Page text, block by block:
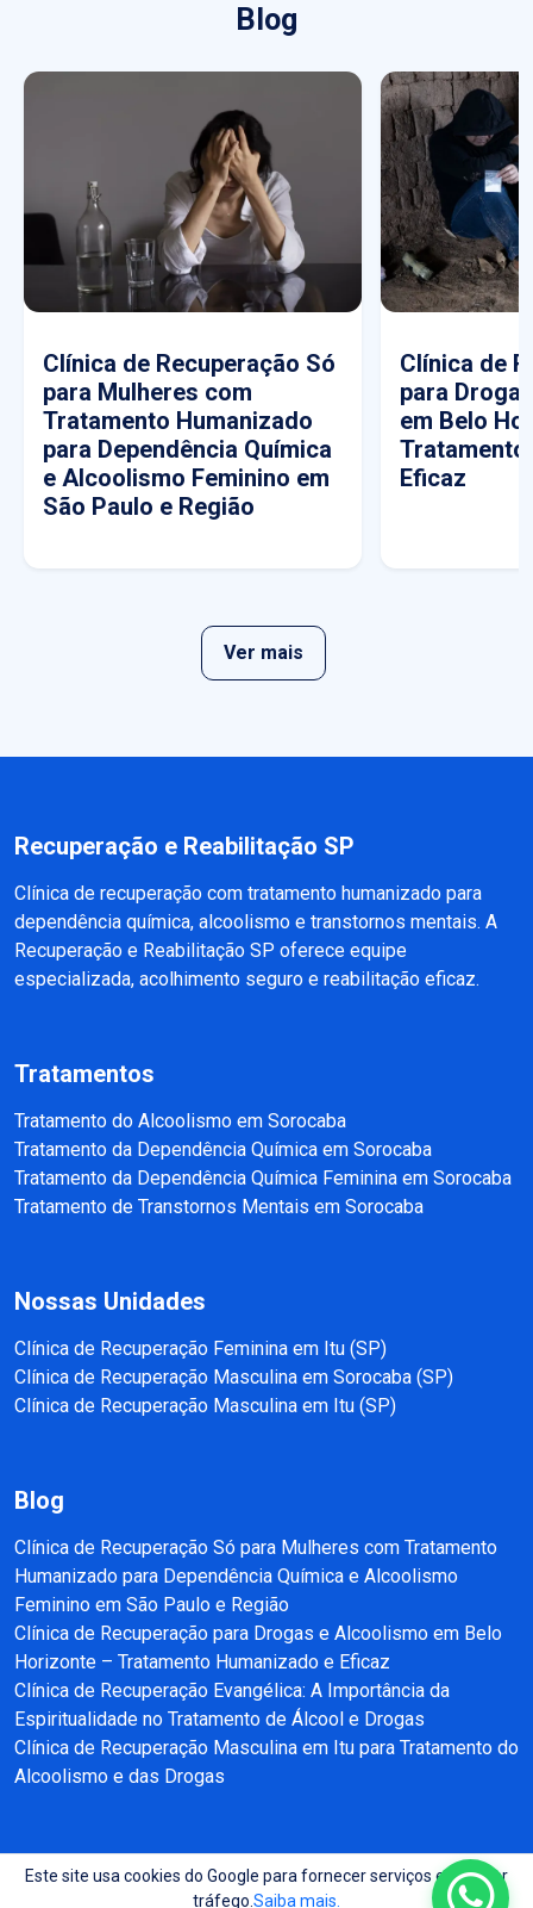
Blog
Clínica de Recuperação Só
para Mulheres com
Tratamento Humanizado
para Dependência Química
e Alcoolismo Feminino em
São Paulo e Região
Clínica de
para
em Belo
Tratamento
Eficaz
Ver mais
Recuperação e Reabilitação SP
Clínica de recuperação com tratamento humanizado para
dependência química, alcoolismo e transtornos mentais. A
Recuperação e Reabilitação SP oferece equipe
especializada, acolhimento seguro e reabilitação eficaz.
Tratamentos
Tratamento do Alcoolismo em Sorocaba
Tratamento da Dependência Química em Sorocaba
Tratamento da Dependência Química Feminina em Sorocaba
Tratamento de Transtornos Mentais em Sorocaba
Nossas Unidades
Clínica de Recuperação Feminina em Itu (SP)
Clínica de Recuperação Masculina em Sorocaba (SP)
Clínica de Recuperação Masculina em Itu (SP)
Blog
Clínica de Recuperação Só para Mulheres com Tratamento
Humanizado para Dependência Química e Alcoolismo
Feminino em São Paulo e Região
Clínica de Recuperação para Drogas e Alcoolismo em Belo
Horizonte – Tratamento Humanizado e Eficaz
Clínica de Recuperação Evangélica: A Importância da
Espiritualidade no Tratamento de Álcool e Drogas
Clínica de Recuperação Masculina em Itu para Tratamento do
Alcoolismo e das Drogas
Copyright © 2025 - 2026 Recuperação e Reabilitação SP Todos direitos
Este site usa cookies do Google para fornecer serviços e analisar
tráfego. Saiba mais.